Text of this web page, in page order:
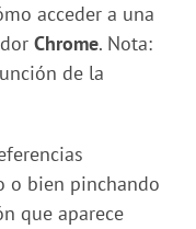
acceder a una
Chrome. Nota:
de la
o bien pinchando
que aparece